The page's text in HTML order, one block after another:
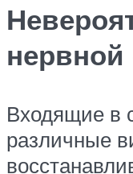
Входящие в
различные